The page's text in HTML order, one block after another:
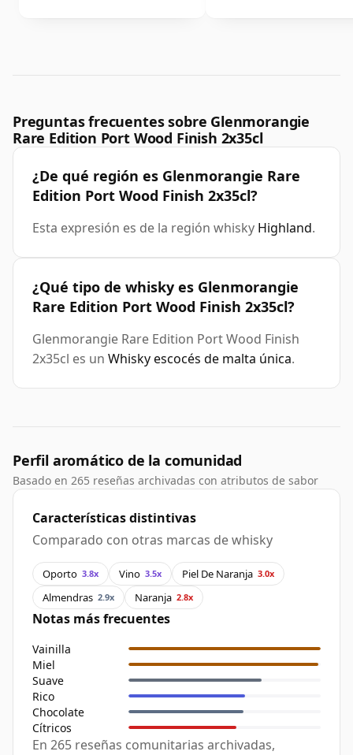
Preguntas frecuentes sobre Glenmorangie
Rare Edition Port Wood Finish 2x35cl
¿De qué región es Glenmorangie Rare
Edition Port Wood Finish 2x35cl?
Esta expresión es de la región whisky Highland.
¿Qué tipo de whisky es Glenmorangie
Rare Edition Port Wood Finish 2x35cl?
Glenmorangie Rare Edition Port Wood Finish
2x35cl es un Whisky escocés de malta única.
Perfil aromático de la comunidad
Basado en 265 reseñas archivadas con atributos de sabor
Características distintivas
Comparado con otras marcas de whisky
Oporto 3.8x Vino 3.5x Piel De Naranja 3.0x
Almendras 2.9x Naranja 2.8x
Notas más frecuentes
Vainilla
Miel
Suave
Rico
Chocolate
Cítricos
En 265 reseñas comunitarias archivadas,